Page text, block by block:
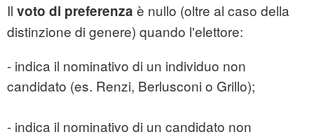
Il voto di preferenza è nullo (oltre al caso della
distinzione di genere) quando l'elettore:
- indica il nominativo di un individuo non
candidato (es. Renzi, Berlusconi o Grillo);
- indica il nominativo di un candidato non